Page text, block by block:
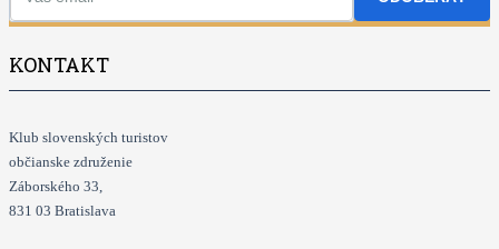
KONTAKT
Klub slovenských turistov
občianske združenie
Záborského 33,
831 03 Bratislava